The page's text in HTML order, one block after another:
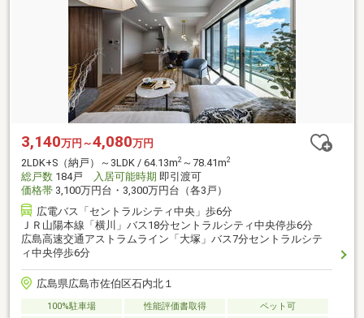
3,140万円～4,080万円
2LDK+S（納戸）～3LDK / 64.13m2 ～78.41m2
総戸数 184戸 入居可能時期 即引渡可
価格帯 3,100万円台・3,300万円台（各3戸）
広電バス「セントラルシティ中央」歩6分
ＪＲ山陽本線「横川」バス18分セントラルシティ中央停歩6分
広島高速交通アストラムライン「大塚」バス7分セントラルシテ
ィ中央停歩6分
広島県広島市佐伯区石内北１
100%駐車場 性能評価書取得
ペット可